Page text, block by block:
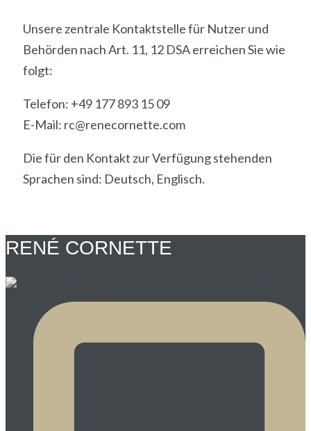
Unsere zentrale Kontaktstelle für Nutzer und
Behörden nach Art. 11, 12 DSA erreichen Sie wie
folgt:
Telefon: +49 177 893 15 09
E-Mail: rc@renecornette.com
Die für den Kontakt zur Verfügung stehenden
Sprachen sind: Deutsch, Englisch.
RENÉ CORNETTE